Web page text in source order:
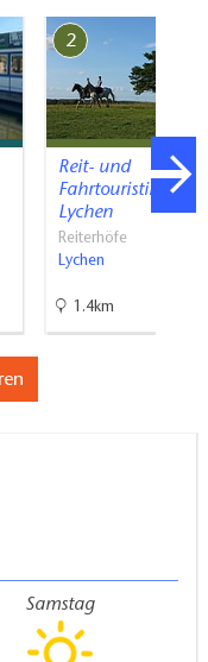
2
Reit- und
Fahrtouristik
Lychen
Reiterhöfe
Lychen
1.4km
Samstag